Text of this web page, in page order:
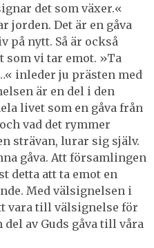
det som växer.«
jorden. Det är en gåva
på nytt. Så är också
som vi tar emot. »Ta
inleder ju prästen med
är en del i den
livet som en gåva från
vad det rymmer
strävan, lurar sig själv.
gåva. Att församlingen
detta att ta emot en
Med välsignelsen i
vara till välsignelse för
del av Guds gåva till våra